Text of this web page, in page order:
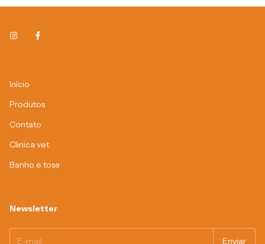
Início
Produtos
Contato
Clinica vet
Banho e tosa
Newsletter